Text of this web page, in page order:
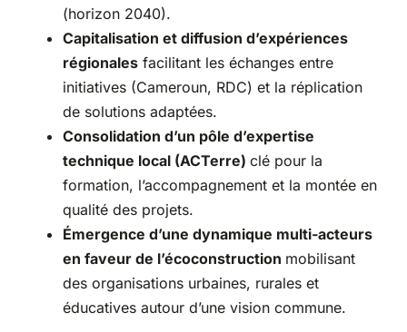
(horizon 2040).
Capitalisation et diffusion d’expériences
régionalesfacilitant les échanges entre
initiatives (Cameroun, RDC) et la réplication
de solutions adaptées.
Consolidation d’un pôle d’expertise
technique local (ACTerre) clé pour la
formation, l’accompagnement et la montée en
qualité des projets.
Émergence d’une dynamique multi-acteurs
en faveur de l’écoconstruction mobilisant
des organisations urbaines, rurales et
éducatives autour d’une vision commune.